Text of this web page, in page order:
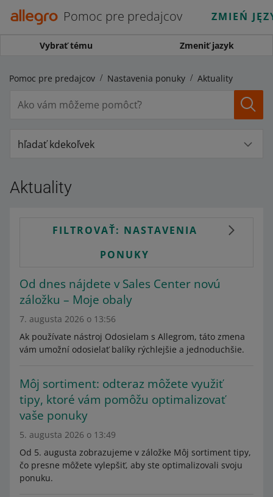
Pomoc pre predajcov ZMIEŃ
Vybrať tému Zmeniť jazyk
Pomoc pre predajcov Nastavenia ponuky Aktuality
hľadať kdekoľvek
Aktuality
FILTROVAŤ: NASTAVENIA
PONUKY
Od dnes nájdete v Sales Center novú
záložku – Moje obaly
7. augusta 2026 o 13:56
Ak používate nástroj Odosielam s Allegrom, táto zmena
vám umožní odosielať balíky rýchlejšie a jednoduchšie.
Môj sortiment: odteraz môžete využiť
tipy, ktoré vám pomôžu optimalizovať
vaše ponuky
5. augusta 2026 o 13:49
Od 5. augusta zobrazujeme v záložke Môj sortiment tipy,
čo presne môžete vylepšiť, aby ste optimalizovali svoju
ponuku.